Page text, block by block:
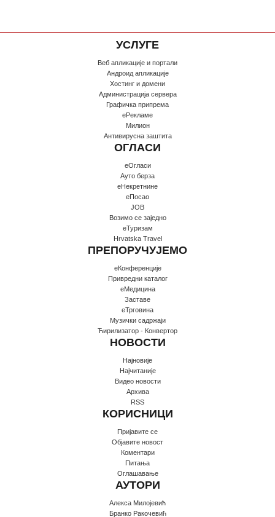
УСЛУГЕ
Веб апликације и портали
Андроид апликације
Хостинг и домени
Администрација сервера
Графичка припрема
еРекламе
Милион
Антивирусна заштита
ОГЛАСИ
еОгласи
Ауто берза
еНекретнине
еПосао
JOB
Возимо се заједно
еТуризам
Hrvatska Travel
ПРЕПОРУЧУЈЕМО
еКонференције
Привредни каталог
еМедицина
Заставе
еТрговина
Музички садржаји
Ћирилизатор - Конвертор
НОВОСТИ
Најновије
Најчитаније
Видео новости
Архива
RSS
КОРИСНИЦИ
Пријавите се
Oбјавите новост
Коментари
Питања
Оглашавање
АУТОРИ
Алекса Милојевић
Бранко Ракочевић